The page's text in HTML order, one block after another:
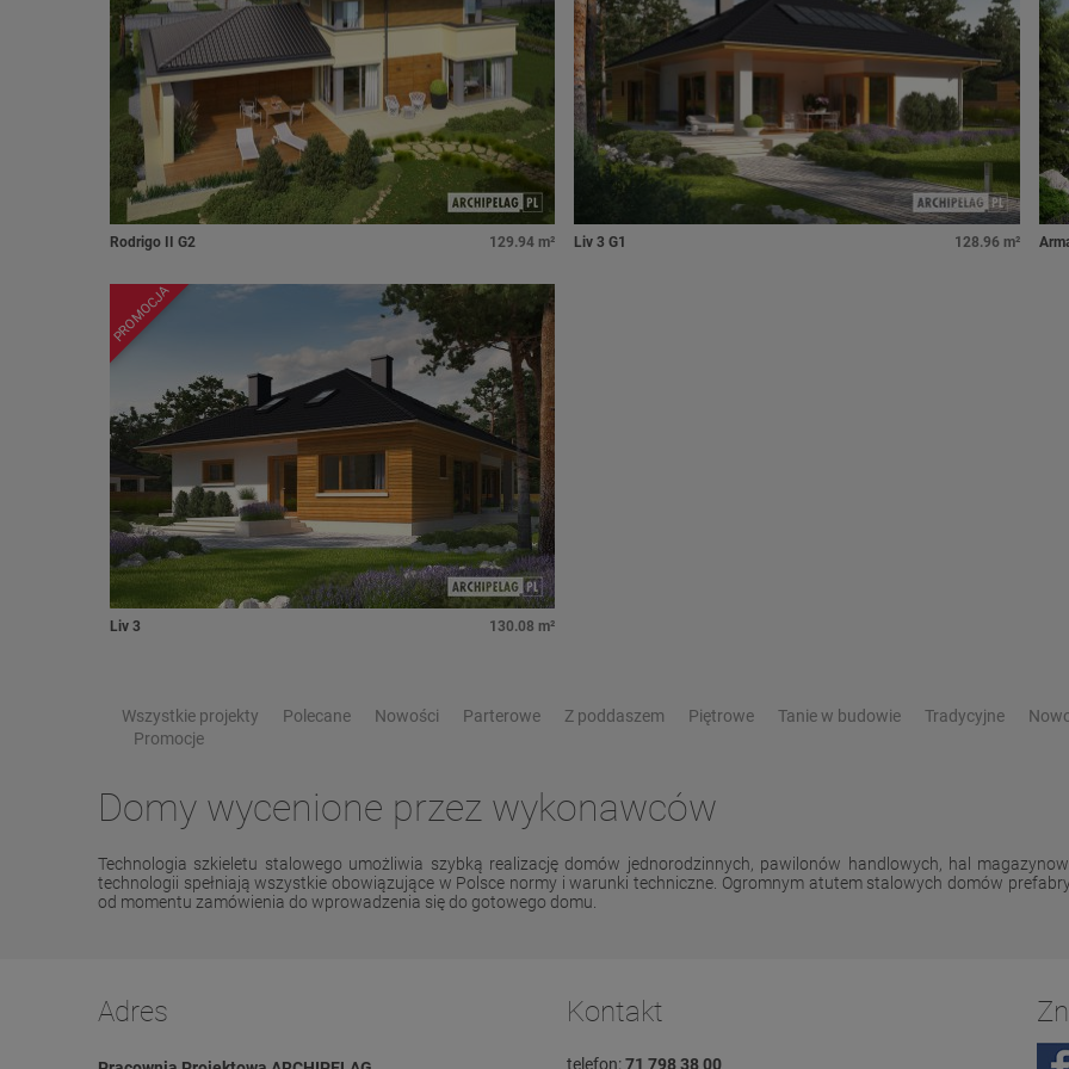
Rodrigo II G2 129.94 m² Liv 3 G1 128.96 m²
PROMOCJA
Liv 3 130.08 m²
Wszystkie projekty Polecane Nowości Parterowe Z poddaszem Piętrowe Tanie w budowie Tradycyjne
Promocje
Domy wycenione przez wykonawców
Technologia szkieletu stalowego umożliwia szybką realizację domów jednorodzinnych, pawilonów handlowych, hal
technologii spełniają wszystkie obowiązujące w Polsce normy i warunki techniczne. Ogromnym atutem stalowych domów
od momentu zamówienia do wprowadzenia się do gotowego domu.
Adres Kontakt
telefon: 71 798 38 00